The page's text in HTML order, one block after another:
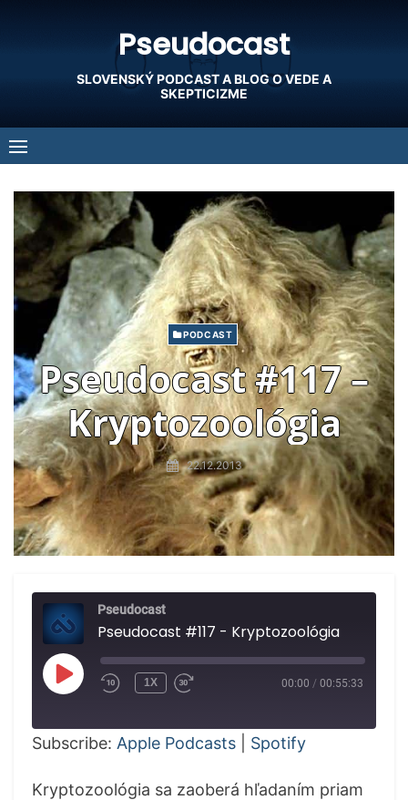
Pseudocast
SLOVENSKÝ PODCAST A BLOG O VEDE A
SKEPTICIZME
PODCAST
Pseudocast #117 –
Kryptozoológia
22.12.2013
Pseudocast
Pseudocast #117 - Kryptozoológia
PLAY
EPISODE
1X 00:00 / 00:55:33
Subscribe: Apple Podcasts Spotify
Kryptozoológia sa zaoberá hľadaním priam